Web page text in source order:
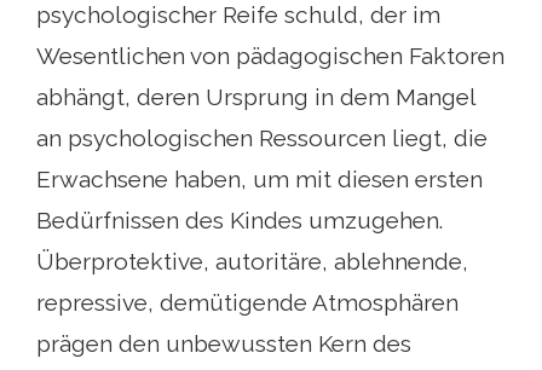
psychologischer Reife schuld, der im
Wesentlichen von pädagogischen Faktoren
abhängt, deren Ursprung in dem Mangel
an psychologischen Ressourcen liegt, die
Erwachsene haben, um mit diesen ersten
Bedürfnissen des Kindes umzugehen.
Überprotektive, autoritäre, ablehnende,
repressive, demütigende Atmosphären
prägen den unbewussten Kern des